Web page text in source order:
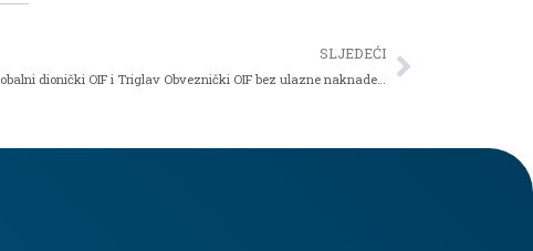
SLJEDEĆI
Informacija – Ulaganje u Triglav Globalni dionički OIF i Triglav Obveznički OIF bez ulazne naknade do 31.12.2025. godine